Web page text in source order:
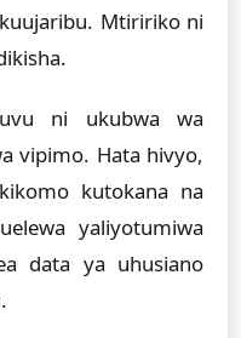
Mtiririko ni
ni ukubwa wa
vipimo. Hata hivyo,
kutokana na
yaliyotumiwa
data ya uhusiano